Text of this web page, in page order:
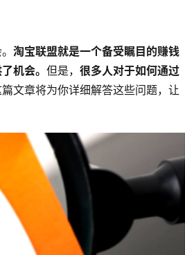
淘宝联盟就是一个备受瞩目的赚钱
机会。但是，很多人对于如何通过
文章将为你详细解答这些问题，让